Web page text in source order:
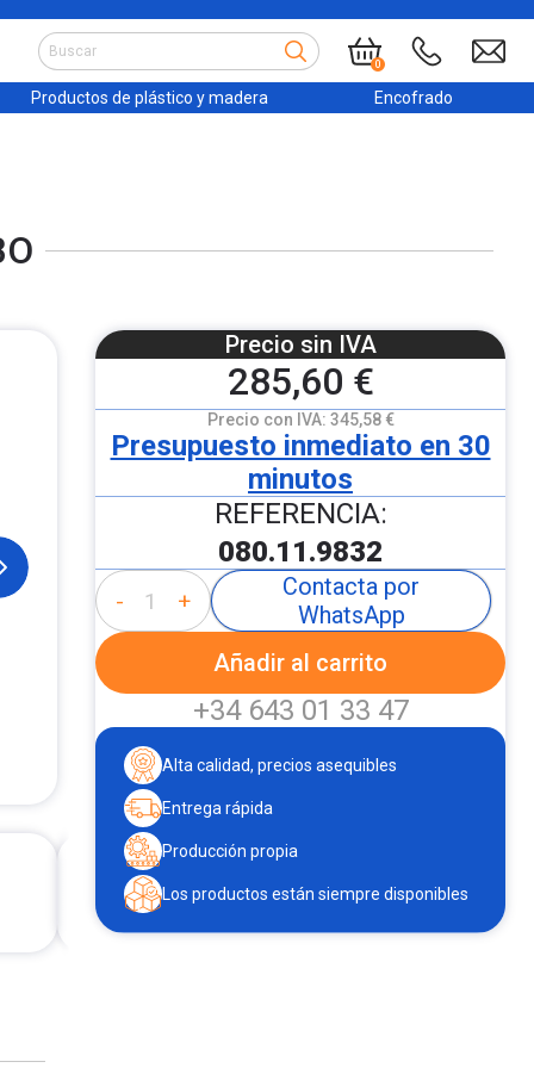
0
Productos de plástico y madera Encofrado
Precio sin IVA
285,60 €
Precio con IVA: 345,58 €
Presupuesto inmediato en 30
minutos
REFERENCIA:
080.11.9832
- +
Contacta por
WhatsApp
Añadir al carrito
+34 643 01 33 47
Alta calidad, precios asequibles
Entrega rápida
Producción propia
Los productos están siempre disponibles